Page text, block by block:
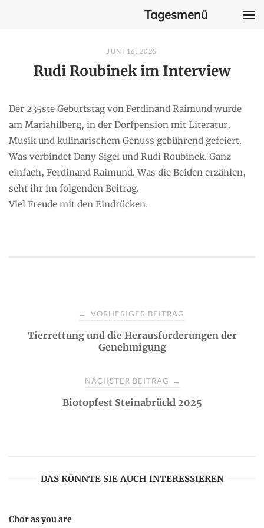
JUNI 16, 2025
Rudi Roubinek im Interview
Der 235ste Geburtstag von Ferdinand Raimund wurde
am Mariahilberg, in der Dorfpension mit Literatur,
Musik und kulinarischem Genuss gebührend gefeiert.
Was verbindet Dany Sigel und Rudi Roubinek. Ganz
einfach, Ferdinand Raimund. Was die Beiden erzählen,
seht ihr im folgenden Beitrag.
Viel Freude mit den Eindrücken.
← VORHERIGER BEITRAG
Tierrettung und die Herausforderungen der
Genehmigung
NÄCHSTER BEITRAG →
Biotopfest Steinabrückl 2025
DAS KÖNNTE SIE AUCH INTERESSIEREN
Chor as you are
Tagesmenü